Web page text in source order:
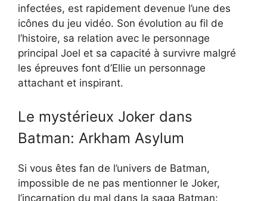
infectées, est rapidement devenue l’une des
icônes du jeu vidéo. Son évolution au fil de
l’histoire, sa relation avec le personnage
principal Joel et sa capacité à survivre malgré
les épreuves font d’Ellie un personnage
attachant et inspirant.
Le mystérieux Joker dans
Batman: Arkham Asylum
Si vous êtes fan de l’univers de Batman,
impossible de ne pas mentionner le Joker,
l’incarnation du mal dans la saga Batman: